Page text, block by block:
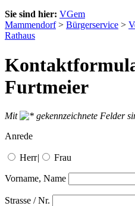
Sie sind hier: VGem
Mammendorf> Bürgerservice >
Rathaus
Furtmeier
Mit
gekennzeichnete Felder
Anrede
Herr| Frau
Vorname, Name
Strasse / Nr.